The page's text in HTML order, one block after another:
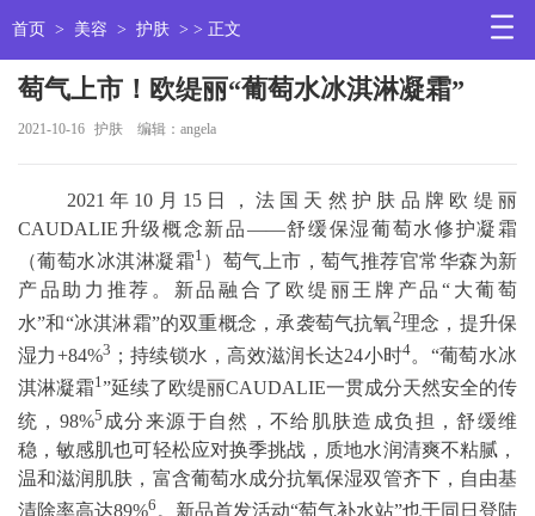
首页 > 美容 > 护肤 > > 正文
萄气上市！欧缇丽“葡萄水冰淇淋凝霜”
2021-10-16 护肤 编辑：angela
2021年10月15日，法国天然护肤品牌欧缇丽
CAUDALIE升级概念新品——舒缓保湿葡萄水修护凝霜
（葡萄水冰淇淋凝霜1 ）萄气上市，萄气推荐官常华森为新
产品助力推荐。新品融合了欧缇丽王牌产品“大葡萄
水”和“冰淇淋霜”的双重概念，承袭萄气抗氧2理念，提升保
湿力+84%3 ；持续锁水，高效滋润长达24小时4。“葡萄水冰
淇淋凝霜1 ”延续了欧缇丽CAUDALIE一贯成分天然安全的传
统，98%5 成分来源于自然，不给肌肤造成负担，舒缓维
稳，敏感肌也可轻松应对换季挑战，质地水润清爽不粘腻，
温和滋润肌肤，富含葡萄水成分抗氧保湿双管齐下，自由基
清除率高达89%6 。新品首发活动“萄气补水站”也于同日登陆